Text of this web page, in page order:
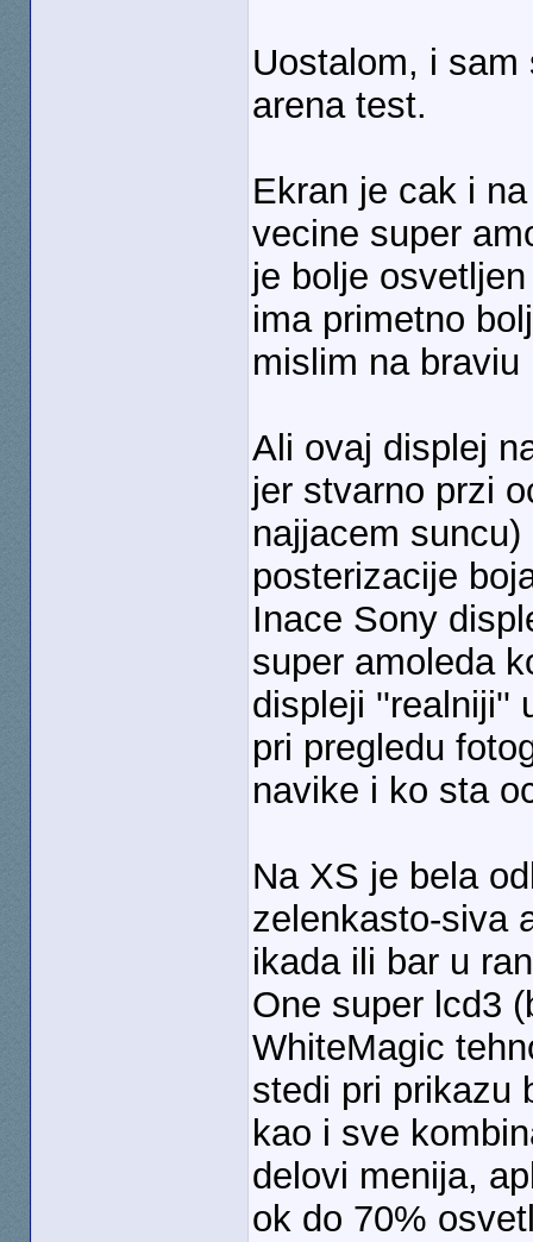
Uostalom, i
arena test.
Ekran je cak i
vecine super
je bolje
ima primetno
mislim na
Ali ovaj displej
jer stvarno przi
najjacem
posterizacije
Inace Sony
super amoleda
displeji ''realniji''
pri pregledu
navike i ko sta
Na XS je bela
zelenkasto-siva
ikada ili bar u
One super lcd3
WhiteMagic
stedi pri prikazu
kao i sve
delovi menija,
ok do 70%